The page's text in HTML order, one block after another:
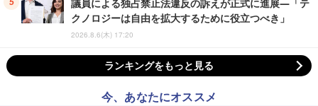
議員による独占禁止法違反の訴えが正式に進展―「テ
クノロジーは自由を拡大するために役立つべき」
2026.8.6(木) 17:20
ランキングをもっと見る
今、あなたにオススメ